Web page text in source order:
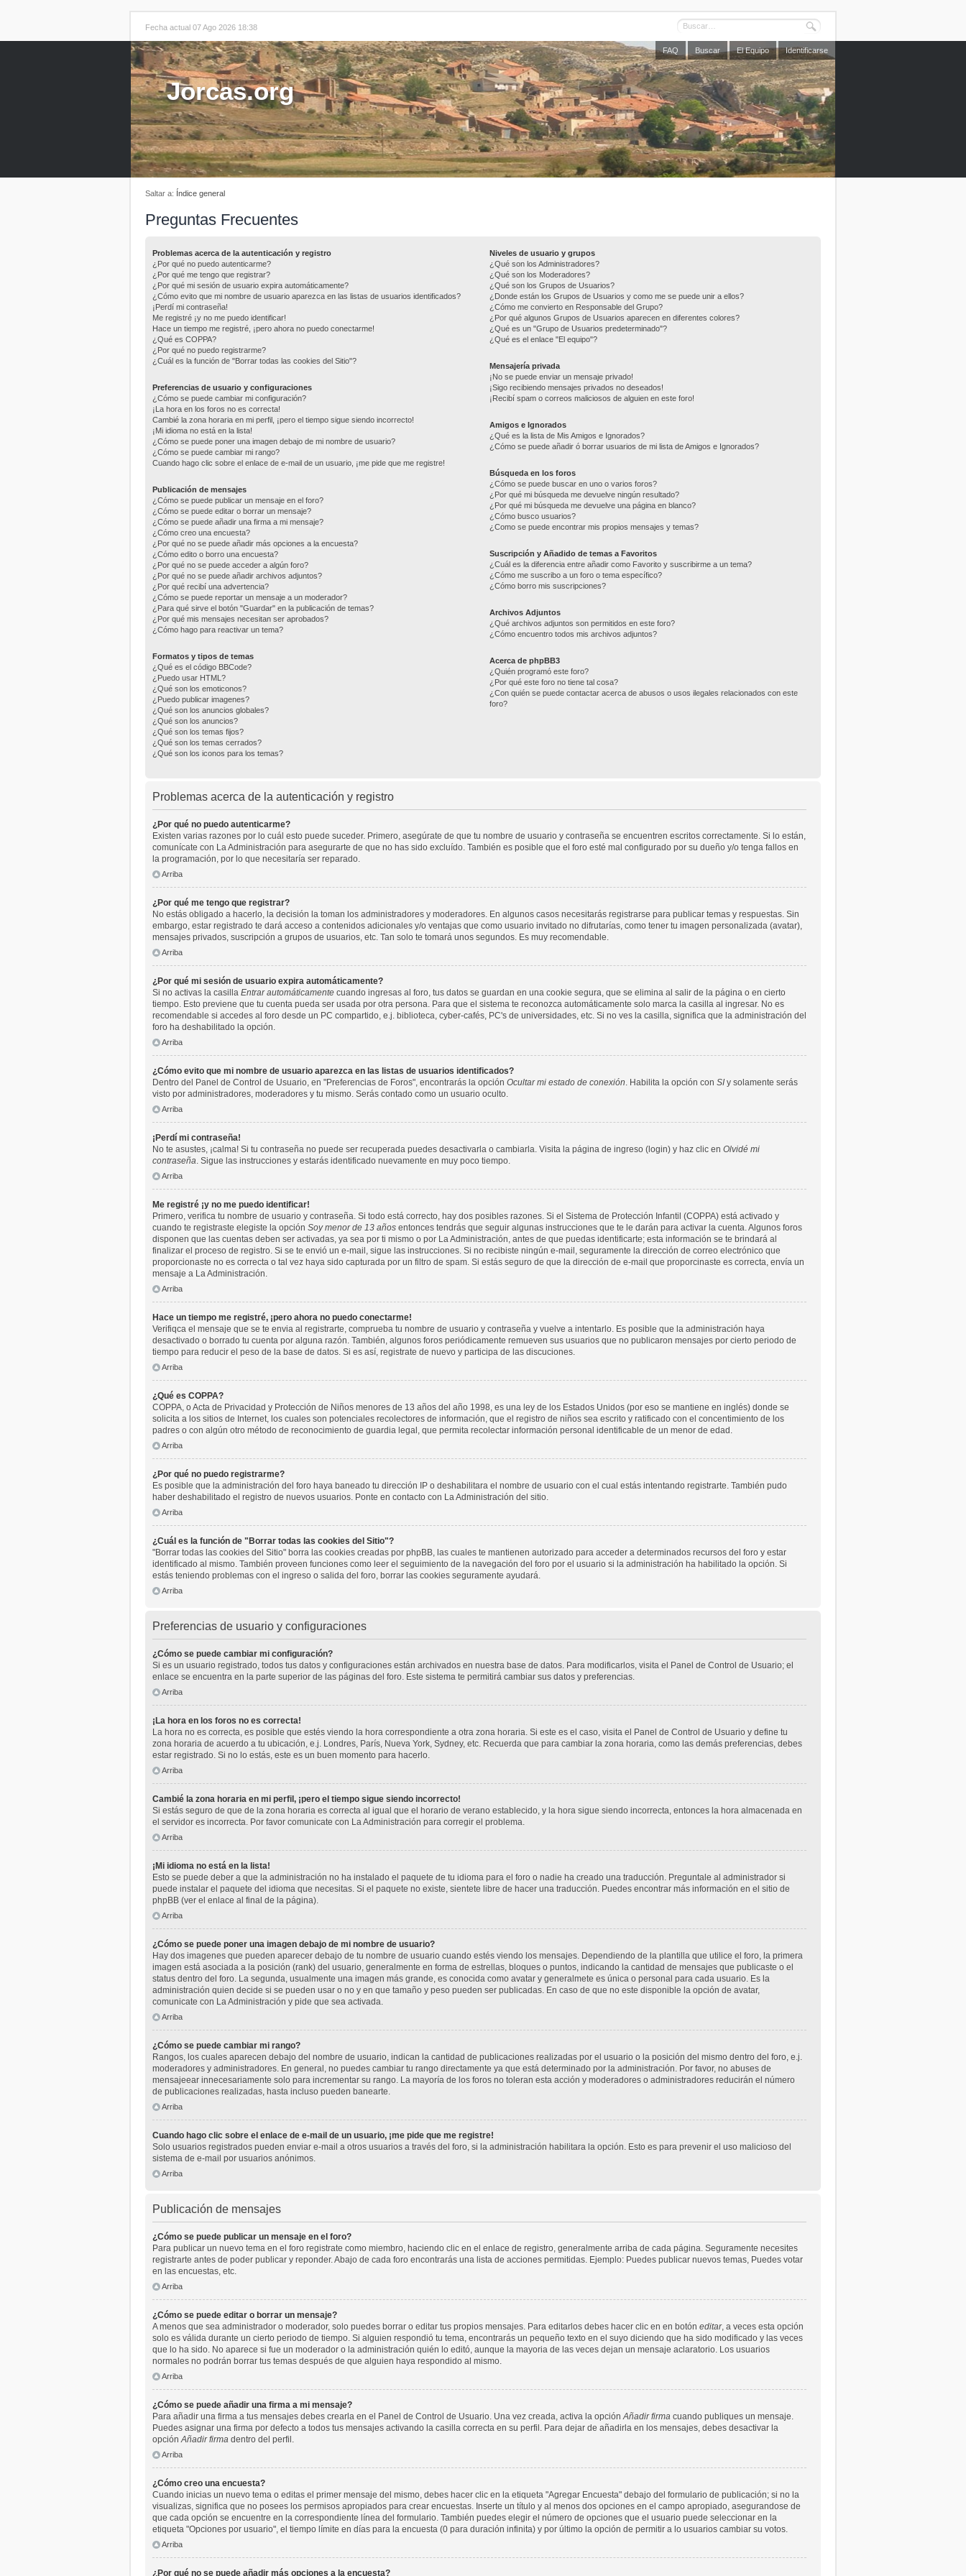
Fecha actual 07 Ago 2026 18:38
FAQ Buscar El Equipo Identificarse
Jorcas.org
Saltar a: Índice general
Preguntas Frecuentes
Problemas acerca de la autenticación y registro
¿Por qué no puedo autenticarme?
¿Por qué me tengo que registrar?
¿Por qué mi sesión de usuario expira automáticamente?
¿Cómo evito que mi nombre de usuario aparezca en las listas de usuarios identificados?
¡Perdí mi contraseña!
Me registré ¡y no me puedo identificar!
Hace un tiempo me registré, ¡pero ahora no puedo conectarme!
¿Qué es COPPA?
¿Por qué no puedo registrarme?
¿Cuál es la función de "Borrar todas las cookies del Sitio"?
Preferencias de usuario y configuraciones
¿Cómo se puede cambiar mi configuración?
¡La hora en los foros no es correcta!
Cambié la zona horaria en mi perfil, ¡pero el tiempo sigue siendo incorrecto!
¡Mi idioma no está en la lista!
¿Cómo se puede poner una imagen debajo de mi nombre de usuario?
¿Cómo se puede cambiar mi rango?
Cuando hago clic sobre el enlace de e-mail de un usuario, ¡me pide que me registre!
Publicación de mensajes
¿Cómo se puede publicar un mensaje en el foro?
¿Cómo se puede editar o borrar un mensaje?
¿Cómo se puede añadir una firma a mi mensaje?
¿Cómo creo una encuesta?
¿Por qué no se puede añadir más opciones a la encuesta?
¿Cómo edito o borro una encuesta?
¿Por qué no se puede acceder a algún foro?
¿Por qué no se puede añadir archivos adjuntos?
¿Por qué recibí una advertencia?
¿Cómo se puede reportar un mensaje a un moderador?
¿Para qué sirve el botón "Guardar" en la publicación de temas?
¿Por qué mis mensajes necesitan ser aprobados?
¿Cómo hago para reactivar un tema?
Formatos y tipos de temas
¿Qué es el código BBCode?
¿Puedo usar HTML?
¿Qué son los emoticonos?
¿Puedo publicar imagenes?
¿Qué son los anuncios globales?
¿Qué son los anuncios?
¿Qué son los temas fijos?
¿Qué son los temas cerrados?
¿Qué son los iconos para los temas?
Niveles de usuario y grupos
¿Qué son los Administradores?
¿Qué son los Moderadores?
¿Qué son los Grupos de Usuarios?
¿Donde están los Grupos de Usuarios y como me se puede unir a ellos?
¿Cómo me convierto en Responsable del Grupo?
¿Por qué algunos Grupos de Usuarios aparecen en diferentes colores?
¿Qué es un "Grupo de Usuarios predeterminado"?
¿Qué es el enlace "El equipo"?
Mensajería privada
¡No se puede enviar un mensaje privado!
¡Sigo recibiendo mensajes privados no deseados!
¡Recibí spam o correos maliciosos de alguien en este foro!
Amigos e Ignorados
¿Qué es la lista de Mis Amigos e Ignorados?
¿Cómo se puede añadir ó borrar usuarios de mi lista de Amigos e Ignorados?
Búsqueda en los foros
¿Cómo se puede buscar en uno o varios foros?
¿Por qué mi búsqueda me devuelve ningún resultado?
¿Por qué mi búsqueda me devuelve una página en blanco?
¿Cómo busco usuarios?
¿Como se puede encontrar mis propios mensajes y temas?
Suscripción y Añadido de temas a Favoritos
¿Cuál es la diferencia entre añadir como Favorito y suscribirme a un tema?
¿Cómo me suscribo a un foro o tema específico?
¿Cómo borro mis suscripciones?
Archivos Adjuntos
¿Qué archivos adjuntos son permitidos en este foro?
¿Cómo encuentro todos mis archivos adjuntos?
Acerca de phpBB3
¿Quién programó este foro?
¿Por qué este foro no tiene tal cosa?
¿Con quién se puede contactar acerca de abusos o usos ilegales relacionados con este
foro?
Problemas acerca de la autenticación y registro
¿Por qué no puedo autenticarme?
Existen varias razones por lo cuál esto puede suceder. Primero, asegúrate de que tu nombre de usuario y contraseña se encuentren escritos correctamente. Si lo están,
comunícate con La Administración para asegurarte de que no has sido excluído. También es posible que el foro esté mal configurado por su dueño y/o tenga fallos en
la programación, por lo que necesitaría ser reparado.
Arriba
¿Por qué me tengo que registrar?
No estás obligado a hacerlo, la decisión la toman los administradores y moderadores. En algunos casos necesitarás registrarse para publicar temas y respuestas. Sin
embargo, estar registrado te dará acceso a contenidos adicionales y/o ventajas que como usuario invitado no difrutarías, como tener tu imagen personalizada (avatar),
mensajes privados, suscripción a grupos de usuarios, etc. Tan solo te tomará unos segundos. Es muy recomendable.
Arriba
¿Por qué mi sesión de usuario expira automáticamente?
Si no activas la casilla Entrar automáticamente cuando ingresas al foro, tus datos se guardan en una cookie segura, que se elimina al salir de la página o en cierto
tiempo. Esto previene que tu cuenta pueda ser usada por otra persona. Para que el sistema te reconozca automáticamente solo marca la casilla al ingresar. No es
recomendable si accedes al foro desde un PC compartido, e.j. biblioteca, cyber-cafés, PC's de universidades, etc. Si no ves la casilla, significa que la administración del
foro ha deshabilitado la opción.
Arriba
¿Cómo evito que mi nombre de usuario aparezca en las listas de usuarios identificados?
Dentro del Panel de Control de Usuario, en "Preferencias de Foros", encontrarás la opción Ocultar mi estado de conexión . Habilita la opción con SI y solamente serás
visto por administradores, moderadores y tu mismo. Serás contado como un usuario oculto.
Arriba
¡Perdí mi contraseña!
No te asustes, ¡calma! Si tu contraseña no puede ser recuperada puedes desactivarla o cambiarla. Visita la página de ingreso (login) y haz clic en Olvidé mi
contraseña . Sigue las instrucciones y estarás identificado nuevamente en muy poco tiempo.
Arriba
Me registré ¡y no me puedo identificar!
Primero, verifica tu nombre de usuario y contraseña. Si todo está correcto, hay dos posibles razones. Si el Sistema de Protección Infantil (COPPA) está activado y
cuando te registraste elegiste la opción Soy menor de 13 años entonces tendrás que seguir algunas instrucciones que te le darán para activar la cuenta. Algunos foros
disponen que las cuentas deben ser activadas, ya sea por ti mismo o por La Administración, antes de que puedas identificarte; esta información se te brindará al
finalizar el proceso de registro. Si se te envió un e-mail, sigue las instrucciones. Si no recibiste ningún e-mail, seguramente la dirección de correo electrónico que
proporcionaste no es correcta o tal vez haya sido capturada por un filtro de spam. Si estás seguro de que la dirección de e-mail que proporcinaste es correcta, envía un
mensaje a La Administración.
Arriba
Hace un tiempo me registré, ¡pero ahora no puedo conectarme!
Verifiqca el mensaje que se te envia al registrarte, comprueba tu nombre de usuario y contraseña y vuelve a intentarlo. Es posible que la administración haya
desactivado o borrado tu cuenta por alguna razón. También, algunos foros periódicamente remueven sus usuarios que no publicaron mensajes por cierto periodo de
tiempo para reducir el peso de la base de datos. Si es así, registrate de nuevo y participa de las discuciones.
Arriba
¿Qué es COPPA?
COPPA, o Acta de Privacidad y Protección de Niños menores de 13 años del año 1998, es una ley de los Estados Unidos (por eso se mantiene en inglés) donde se
solicita a los sitios de Internet, los cuales son potenciales recolectores de información, que el registro de niños sea escrito y ratificado con el concentimiento de los
padres o con algún otro método de reconocimiento de guardia legal, que permita recolectar información personal identificable de un menor de edad.
Arriba
¿Por qué no puedo registrarme?
Es posible que la administración del foro haya baneado tu dirección IP o deshabilitara el nombre de usuario con el cual estás intentando registrarte. También pudo
haber deshabilitado el registro de nuevos usuarios. Ponte en contacto con La Administración del sitio.
Arriba
¿Cuál es la función de "Borrar todas las cookies del Sitio"?
"Borrar todas las cookies del Sitio" borra las cookies creadas por phpBB, las cuales te mantienen autorizado para acceder a determinados recursos del foro y estar
identificado al mismo. También proveen funciones como leer el seguimiento de la navegación del foro por el usuario si la administración ha habilitado la opción. Si
estás teniendo problemas con el ingreso o salida del foro, borrar las cookies seguramente ayudará.
Arriba
Preferencias de usuario y configuraciones
¿Cómo se puede cambiar mi configuración?
Si es un usuario registrado, todos tus datos y configuraciones están archivados en nuestra base de datos. Para modificarlos, visita el Panel de Control de Usuario; el
enlace se encuentra en la parte superior de las páginas del foro. Este sistema te permitirá cambiar sus datos y preferencias.
Arriba
¡La hora en los foros no es correcta!
La hora no es correcta, es posible que estés viendo la hora correspondiente a otra zona horaria. Si este es el caso, visita el Panel de Control de Usuario y define tu
zona horaria de acuerdo a tu ubicación, e.j. Londres, París, Nueva York, Sydney, etc. Recuerda que para cambiar la zona horaria, como las demás preferencias, debes
estar registrado. Si no lo estás, este es un buen momento para hacerlo.
Arriba
Cambié la zona horaria en mi perfil, ¡pero el tiempo sigue siendo incorrecto!
Si estás seguro de que de la zona horaria es correcta al igual que el horario de verano establecido, y la hora sigue siendo incorrecta, entonces la hora almacenada en
el servidor es incorrecta. Por favor comunicate con La Administración para corregir el problema.
Arriba
¡Mi idioma no está en la lista!
Esto se puede deber a que la administración no ha instalado el paquete de tu idioma para el foro o nadie ha creado una traducción. Preguntale al administrador si
puede instalar el paquete del idioma que necesitas. Si el paquete no existe, sientete libre de hacer una traducción. Puedes encontrar más información en el sitio de
phpBB (ver el enlace al final de la página).
Arriba
¿Cómo se puede poner una imagen debajo de mi nombre de usuario?
Hay dos imagenes que pueden aparecer debajo de tu nombre de usuario cuando estés viendo los mensajes. Dependiendo de la plantilla que utilice el foro, la primera
imagen está asociada a la posición (rank) del usuario, generalmente en forma de estrellas, bloques o puntos, indicando la cantidad de mensajes que publicaste o el
status dentro del foro. La segunda, usualmente una imagen más grande, es conocida como avatar y generalmete es única o personal para cada usuario. Es la
administración quien decide si se pueden usar o no y en que tamaño y peso pueden ser publicadas. En caso de que no este disponible la opción de avatar,
comunicate con La Administración y pide que sea activada.
Arriba
¿Cómo se puede cambiar mi rango?
Rangos, los cuales aparecen debajo del nombre de usuario, indican la cantidad de publicaciones realizadas por el usuario o la posición del mismo dentro del foro, e.j.
moderadores y administradores. En general, no puedes cambiar tu rango directamente ya que está determinado por la administración. Por favor, no abuses de
mensajeear innecesariamente solo para incrementar su rango. La mayoría de los foros no toleran esta acción y moderadores o administradores reducirán el número
de publicaciones realizadas, hasta incluso pueden banearte.
Arriba
Cuando hago clic sobre el enlace de e-mail de un usuario, ¡me pide que me registre!
Solo usuarios registrados pueden enviar e-mail a otros usuarios a través del foro, si la administración habilitara la opción. Esto es para prevenir el uso malicioso del
sistema de e-mail por usuarios anónimos.
Arriba
Publicación de mensajes
¿Cómo se puede publicar un mensaje en el foro?
Para publicar un nuevo tema en el foro registrate como miembro, haciendo clic en el enlace de registro, generalmente arriba de cada página. Seguramente necesites
registrarte antes de poder publicar y reponder. Abajo de cada foro encontrarás una lista de acciones permitidas. Ejemplo: Puedes publicar nuevos temas, Puedes votar
en las encuestas, etc.
Arriba
¿Cómo se puede editar o borrar un mensaje?
A menos que sea administrador o moderador, solo puedes borrar o editar tus propios mensajes. Para editarlos debes hacer clic en en botón editar, a veces esta opción
solo es válida durante un cierto periodo de tiempo. Si alguien respondió tu tema, encontrarás un pequeño texto en el suyo diciendo que ha sido modificado y las veces
que lo ha sido. No aparece si fue un moderador o la administración quién lo editó, aunque la mayoria de las veces dejan un mensaje aclaratorio. Los usuarios
normales no podrán borrar tus temas después de que alguien haya respondido al mismo.
Arriba
¿Cómo se puede añadir una firma a mi mensaje?
Para añadir una firma a tus mensajes debes crearla en el Panel de Control de Usuario. Una vez creada, activa la opción Añadir firma cuando publiques un mensaje.
Puedes asignar una firma por defecto a todos tus mensajes activando la casilla correcta en su perfil. Para dejar de añadirla en los mensajes, debes desactivar la
opción Añadir firma dentro del perfil.
Arriba
¿Cómo creo una encuesta?
Cuando inicias un nuevo tema o editas el primer mensaje del mismo, debes hacer clic en la etiqueta "Agregar Encuesta" debajo del formulario de publicación; si no la
visualizas, significa que no posees los permisos apropiados para crear encuestas. Inserte un título y al menos dos opciones en el campo apropiado, asegurandose de
que cada opción se encuentre en la correspondiente línea del formulario. También puedes elegir el número de opciones que el usuario puede seleccionar en la
etiqueta "Opciones por usuario", el tiempo límite en días para la encuesta (0 para duración infinita) y por último la opción de permitir a lo usuarios cambiar su votos.
Arriba
¿Por qué no se puede añadir más opciones a la encuesta?